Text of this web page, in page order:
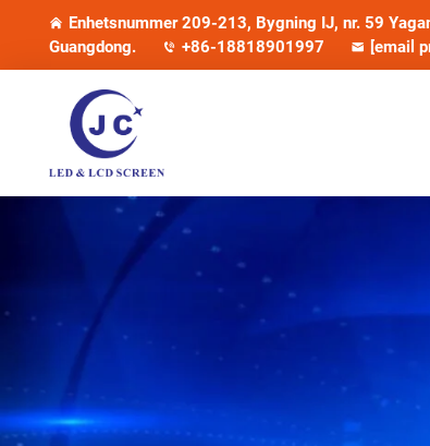
Enhetsnummer 209-213, Bygning IJ, nr. 59
Guangdong.
+86-18818901997 [email